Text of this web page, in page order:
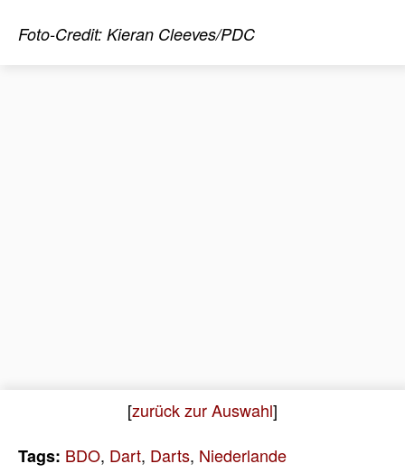
Foto-Credit: Kieran Cleeves/PDC
[zurück zur Auswahl]
Tags: BDO, Dart, Darts, Niederlande